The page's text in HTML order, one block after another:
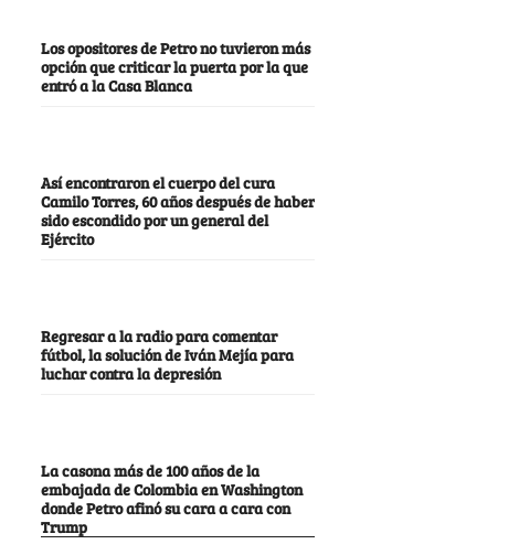
Los opositores de Petro no tuvieron más
opción que criticar la puerta por la que
entró a la Casa Blanca
Así encontraron el cuerpo del cura
Camilo Torres, 60 años después de haber
sido escondido por un general del
Ejército
Regresar a la radio para comentar
fútbol, la solución de Iván Mejía para
luchar contra la depresión
La casona más de 100 años de la
embajada de Colombia en Washington
donde Petro afinó su cara a cara con
Trump